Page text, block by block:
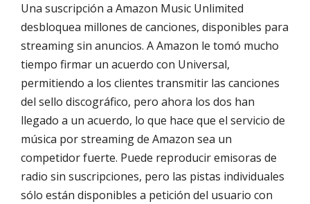
Una suscripción a Amazon Music Unlimited
desbloquea millones de canciones, disponibles para
streaming sin anuncios. A Amazon le tomó mucho
tiempo firmar un acuerdo con Universal,
permitiendo a los clientes transmitir las canciones
del sello discográfico, pero ahora los dos han
llegado a un acuerdo, lo que hace que el servicio de
música por streaming de Amazon sea un
competidor fuerte. Puede reproducir emisoras de
radio sin suscripciones, pero las pistas individuales
sólo están disponibles a petición del usuario con